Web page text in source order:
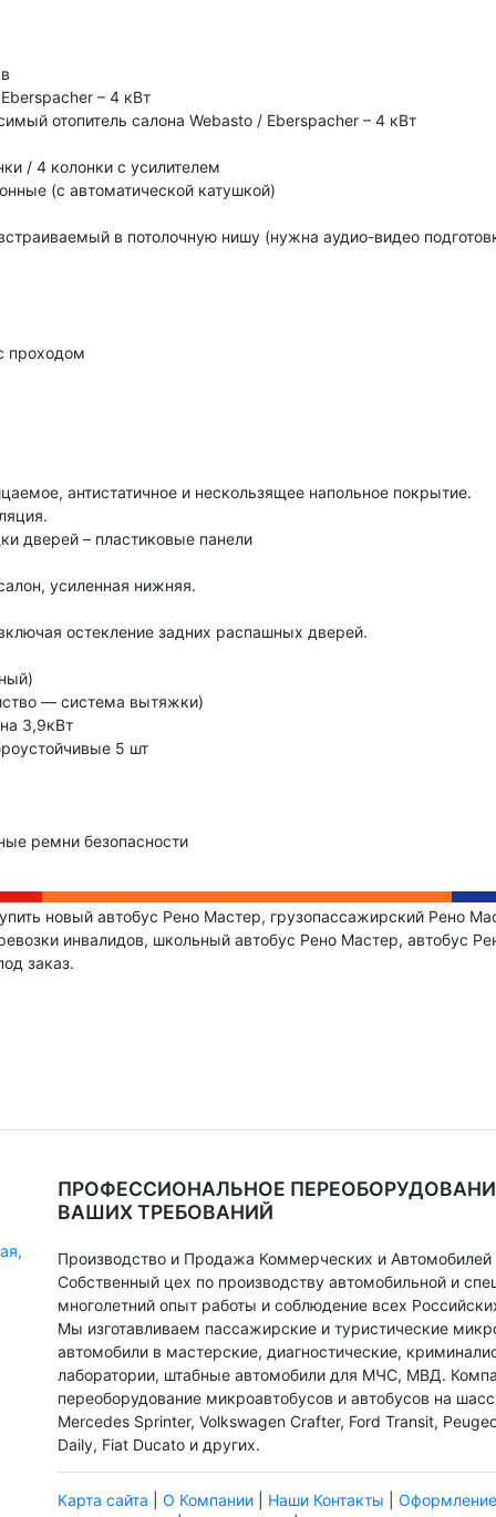
– 4 кВт
отопитель салона Webasto / Eberspacher – 4 кВт
/ 4 колонки с усилителем
(с автоматической катушкой)
в потолочную нишу (нужна аудио-видео
проходом
антистатичное и нескользящее напольное покрытие.
дверей – пластиковые панели
усиленная нижняя.
остекление задних распашных дверей.
— система вытяжки)
3,9кВт
5 шт
ремни безопасности
новый автобус Рено Мастер, грузопассажирский Рено
инвалидов, школьный автобус Рено Мастер, автобус
заказ.
ПРОФЕССИОНАЛЬНОЕ
ВАШИХ ТРЕБОВАНИЙ
Производство и Продажа Коммерческих и Автомобилей
Собственный цех по производству автомобильной и
многолетний опыт работы и соблюдение всех
Мы изготавливаем пассажирские и туристические
автомобили в мастерские, диагностические,
лаборатории, штабные автомобили для МЧС, МВД.
переоборудование микроавтобусов и автобусов на
Mercedes Sprinter, Volkswagen Crafter, Ford Transit,
Daily, Fiat Ducato и других.
Карта сайта О Компании| Наши Контакты